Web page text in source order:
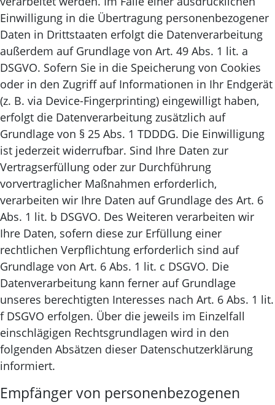
Einwilligung in die Übertragung personenbezogener
Daten in Drittstaaten erfolgt die Datenverarbeitung
außerdem auf Grundlage von Art. 49 Abs. 1 lit. a
DSGVO. Sofern Sie in die Speicherung von Cookies
oder in den Zugriff auf Informationen in Ihr Endgerät
(z. B. via Device-Fingerprinting) eingewilligt haben,
erfolgt die Datenverarbeitung zusätzlich auf
Grundlage von § 25 Abs. 1 TDDDG. Die Einwilligung
ist jederzeit widerrufbar. Sind Ihre Daten zur
Vertragserfüllung oder zur Durchführung
vorvertraglicher Maßnahmen erforderlich,
verarbeiten wir Ihre Daten auf Grundlage des Art. 6
Abs. 1 lit. b DSGVO. Des Weiteren verarbeiten wir
Ihre Daten, sofern diese zur Erfüllung einer
rechtlichen Verpflichtung erforderlich sind auf
Grundlage von Art. 6 Abs. 1 lit. c DSGVO. Die
Datenverarbeitung kann ferner auf Grundlage
unseres berechtigten Interesses nach Art. 6 Abs. 1 lit.
f DSGVO erfolgen. Über die jeweils im Einzelfall
einschlägigen Rechtsgrundlagen wird in den
folgenden Absätzen dieser Datenschutzerklärung
informiert.
Empfänger von personenbezogenen